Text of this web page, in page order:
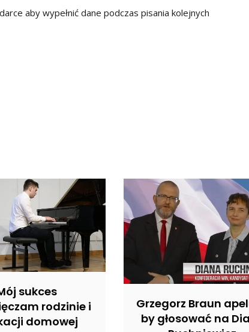
aby wypełnić dane podczas pisania kolejnych
sukces
rodzinie i
domowej
Grzegorz Braun
by głosować na